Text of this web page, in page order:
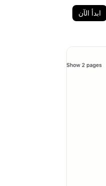
ابدأ الآن